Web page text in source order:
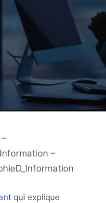
–
qui explique